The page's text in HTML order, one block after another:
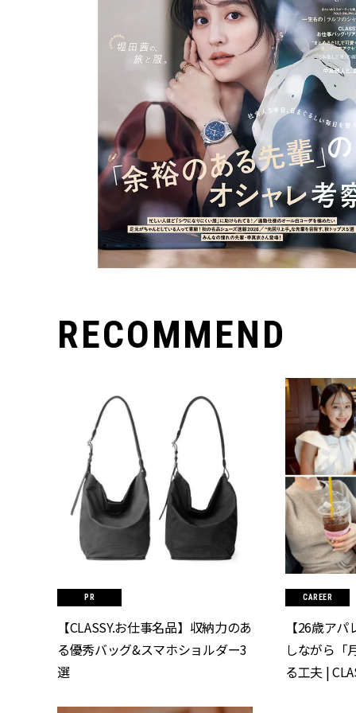
RECOMMEND
【CLASSY.お仕事名品】収納力のあ
る優秀バッグ&スマホショルダー3
選
CAREER
【26歳ア
しながら「
る工夫 |